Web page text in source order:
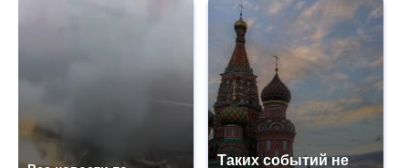
Таких событий не